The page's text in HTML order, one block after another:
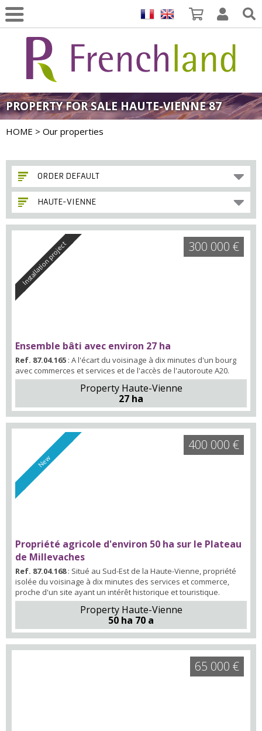
PROPERTY FOR SALE HAUTE-VIENNE 87
HOME > Our properties
ORDER DEFAULT
HAUTE-VIENNE
Installation project
Ensemble bâti avec environ 27 ha
Ref. 87.04.165 : A l'écart du voisinage à dix minutes d'un bourg
avec commerces et services et de l'accès de l'autoroute A20.
Property Haute-Vienne
27 ha
300 000 €
New
Propriété agricole d'environ 50 ha sur le Plateau
de Millevaches
Ref. 87.04.168: Situé au Sud-Est de la Haute-Vienne, propriété
isolée du voisinage à dix minutes des services et commerce,
proche d'un site ayant un intérêt historique et touristique.
Property Haute-Vienne
50 ha 70 a
400 000 €
65 000 €